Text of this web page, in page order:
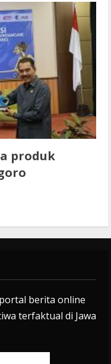
produk
berita online
terfaktual di Jawa